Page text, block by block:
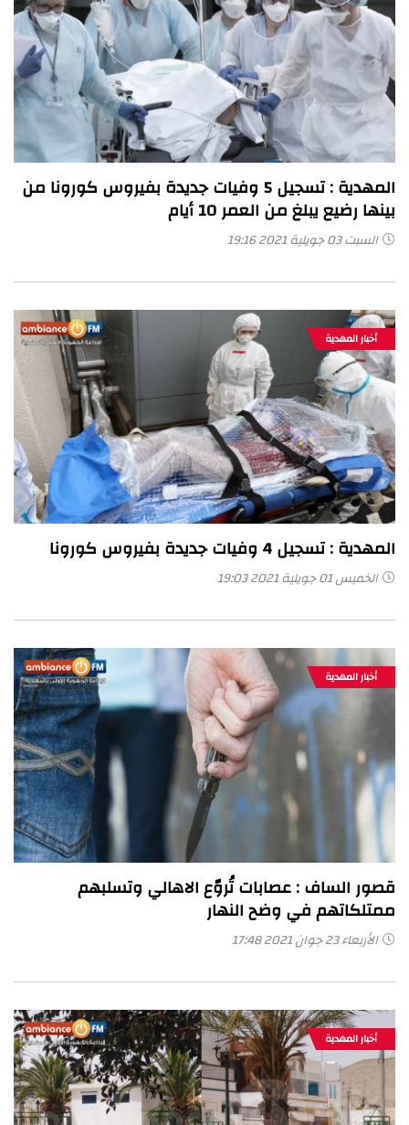
المهدية : تسجيل 5 وفيات جديدة بفيروس كورونا من
بينها رضيع يبلغ من العمر 10 أيام
السبت 03 جويلية 2021 19:16
أخبار المهدية
المهدية : تسجيل 4 وفيات جديدة بفيروس كورونا
الخميس 01 جويلية 2021 19:03
أخبار المهدية
قصور الساف : عصابات تُروّع الاهالي وتسلبهم
ممتلكاتهم في وضح النهار
الأربعاء 23 جوان 2021 17:48
أخبار المهدية